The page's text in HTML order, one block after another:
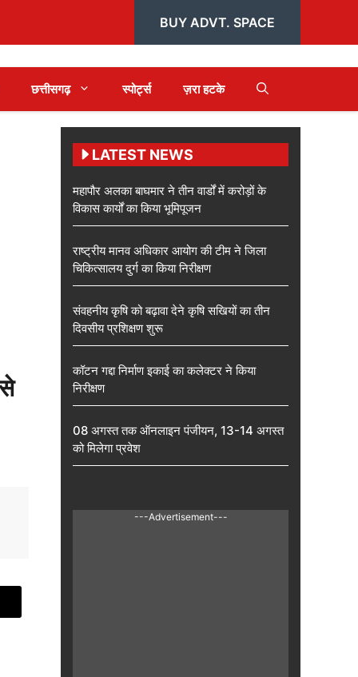
BUY ADVT. SPACE
छत्तीसगढ़ स्पोर्ट्स ज़रा हटके
LATEST NEWS
महापौर अलका बाघमार ने तीन वार्डों में करोड़ों के
विकास कार्यों का किया भूमिपूजन
राष्ट्रीय मानव अधिकार आयोग की टीम ने जिला
चिकित्सालय दुर्ग का किया निरीक्षण
संवहनीय कृषि को बढ़ावा देने कृषि सखियों का तीन
दिवसीय प्रशिक्षण शुरू
कॉटन गद्दा निर्माण इकाई का कलेक्टर ने किया
निरीक्षण
08 अगस्त तक ऑनलाइन पंजीयन, 13-14 अगस्त
को मिलेगा प्रवेश
---Advertisement---